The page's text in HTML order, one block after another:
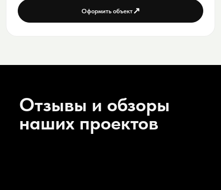
Оформить объект↗